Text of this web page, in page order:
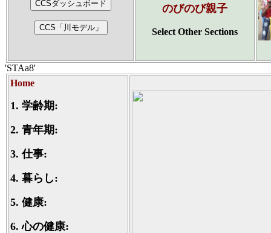
のびのび親子
Select Other Sections
'STAa8'
Home
1. 学齢期:
2. 青年期:
3.仕事:
4. 暮らし:
5. 健康:
6.心の健康: